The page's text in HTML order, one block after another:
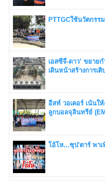
PTTGCใช้นวัตกร
เอสซีจี-ดาว’ ขยาย
เดินหน้าสร้างการเ
อีสท์ วอเตอร์ เน้นใ
ลูกบอลจุลินทรีย์
โอ้โห...ซุป'ตาร์ พาเ